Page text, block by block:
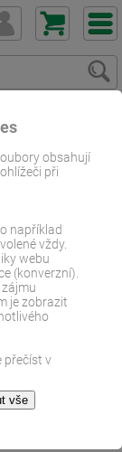
obsahují
při
například
vždy.
webu
(konverzní).
je zobrazit
přečíst v
Ústní vody